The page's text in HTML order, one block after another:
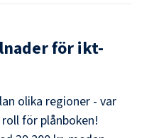
förikt-
olika regioner - var
för plånboken!